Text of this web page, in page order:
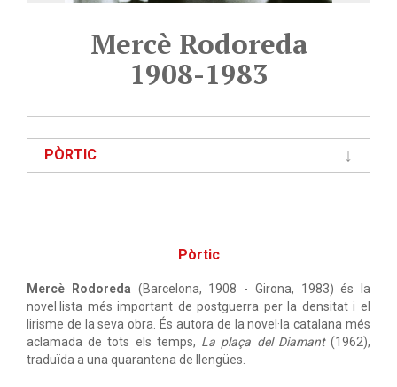
Mercè Rodoreda
1908-1983
PÒRTIC
Pòrtic
Mercè Rodoreda (Barcelona, 1908 - Girona, 1983) és la
novel·lista més important de postguerra per la densitat i el
lirisme de la seva obra. És autora de la novel·la catalana més
aclamada de tots els temps, La plaça del Diamant(1962),
traduïda a una quarantena de llengües.